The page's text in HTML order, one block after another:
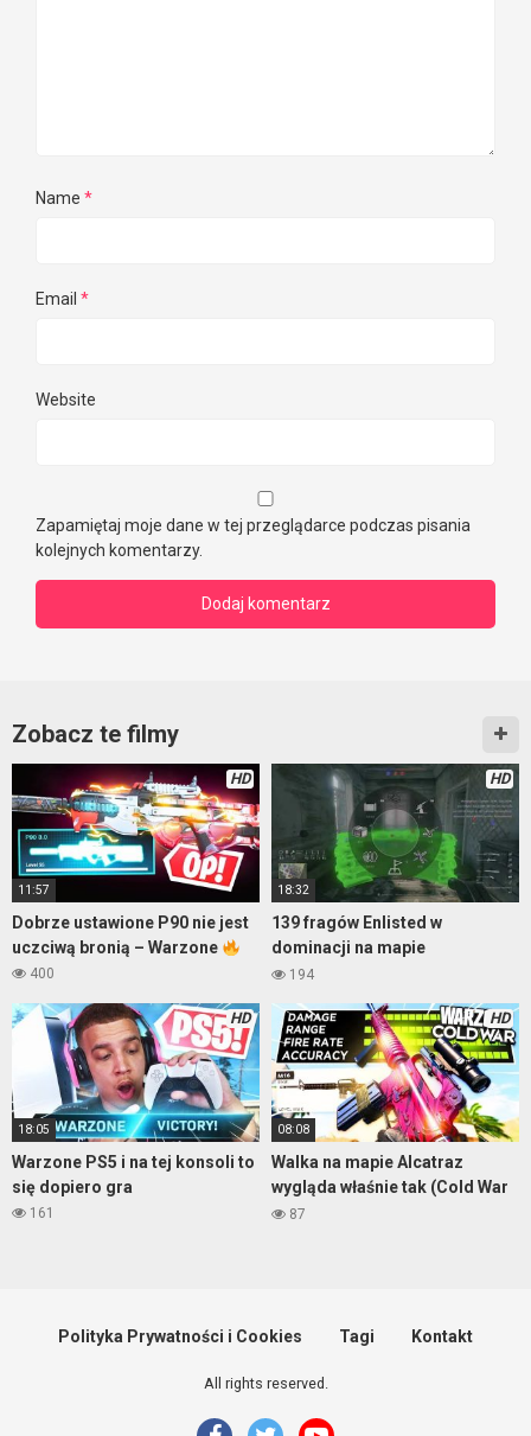
Name *
Email *
Website
Zapamiętaj moje dane w tej przeglądarce podczas pisania
kolejnych komentarzy.
Zobacz te filmy
HD
11:57
Dobrze ustawione P90 nie jest
uczciwą bronią – Warzone
400
HD
18:32
139 fragów Enlisted w
dominacji na mapie
Pokrovskoe City
194
HD
18:05
Warzone PS5 i na tej konsoli to
się dopiero gra
161
HD
08:08
Walka na mapie Alcatraz
wygląda właśnie tak (Cold War
Warzone)
87
Polityka Prywatności i Cookies Tagi Kontakt
All rights reserved.